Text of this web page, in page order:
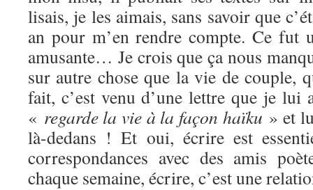
lisais, je les aimais, sans savoir que
an pour m’en rendre compte. Ce fut
amusante… Je crois que ça nous
sur autre chose que la vie de couple,
fait, c’est venu d’une lettre que je
« regarde la vie à la façon haïku » et
là-dedans ! Et oui, écrire est
correspondances avec des amis
chaque semaine, écrire, c’est une